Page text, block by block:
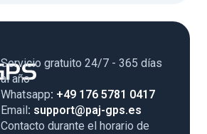
Servicio gratuito 24/7 - 365 días
al año
Whatsapp: +49 176 5781 0417
Email : support@paj-gps.es
Contacto durante el horario de